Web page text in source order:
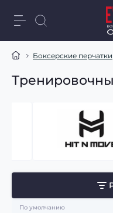
Боксерские перчатки